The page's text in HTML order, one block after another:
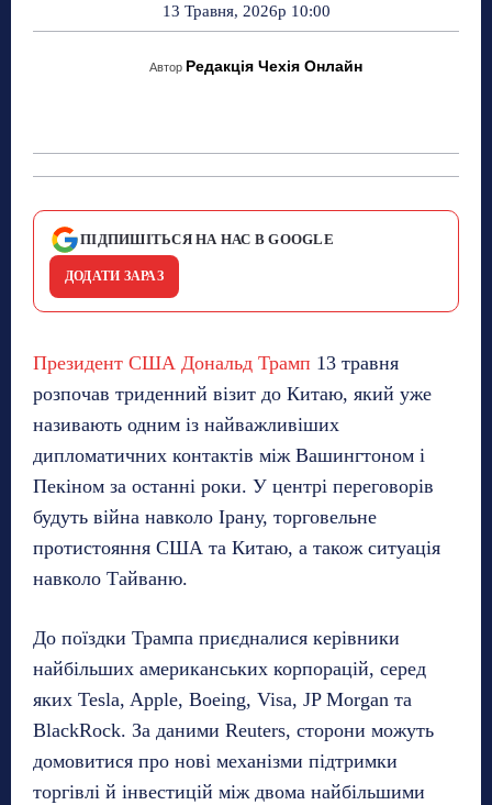
13 Травня, 2026р 10:00
Автор Редакція Чехія Онлайн
ПІДПИШІТЬСЯ НА НАС В GOOGLE
ДОДАТИ ЗАРАЗ
Президент США Дональд Трамп 13 травня
розпочав триденний візит до Китаю, який уже
називають одним із найважливіших
дипломатичних контактів між Вашингтоном і
Пекіном за останні роки. У центрі переговорів
будуть війна навколо Ірану, торговельне
протистояння США та Китаю, а також ситуація
навколо Тайваню.
До поїздки Трампа приєдналися керівники
найбільших американських корпорацій, серед
яких Tesla, Apple, Boeing, Visa, JP Morgan та
BlackRock. За даними Reuters, сторони можуть
домовитися про нові механізми підтримки
торгівлі й інвестицій між двома найбільшими